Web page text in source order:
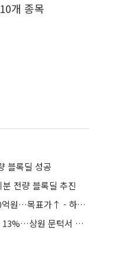
개 종목
블록딜 성공
전량 블록딜 추진
두산엔진, 밥캣 지분가치 최소 4000억원…목표가↑ - 하이투자증권
美 클래리티 법안 연내 통과 가능성 13%…상원 문턱서 제동